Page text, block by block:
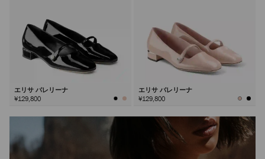
エリサ バレリーナ
¥129,800
エリサ バレリーナ
¥129,800